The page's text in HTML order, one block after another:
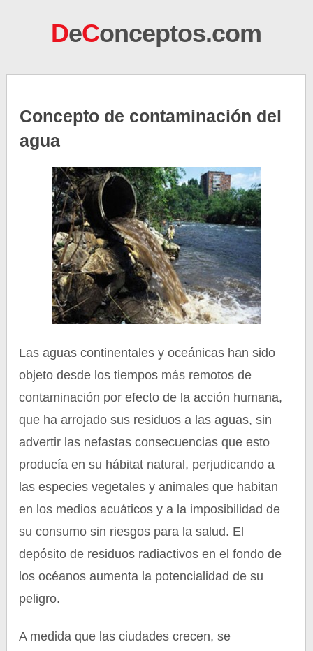
DeConceptos.com
Concepto de contaminación del
agua
Las aguas continentales y oceánicas han sido
objeto desde los tiempos más remotos de
contaminación por efecto de la acción humana,
que ha arrojado sus residuos a las aguas, sin
advertir las nefastas consecuencias que esto
producía en su hábitat natural, perjudicando a
las especies vegetales y animales que habitan
en los medios acuáticos y a la imposibilidad de
su consumo sin riesgos para la salud. El
depósito de residuos radiactivos en el fondo de
los océanos aumenta la potencialidad de su
peligro.
A medida que las ciudades crecen, se